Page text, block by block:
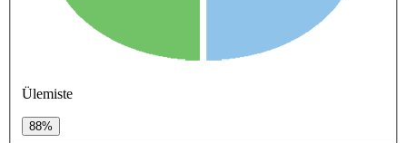
Ülemiste
88%